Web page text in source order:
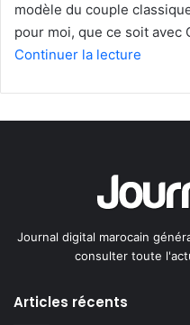
modèle du couple
pour moi, que ce soit avec
Continuer la lecture
Journal digital marocain
consulter toute
Articles récents